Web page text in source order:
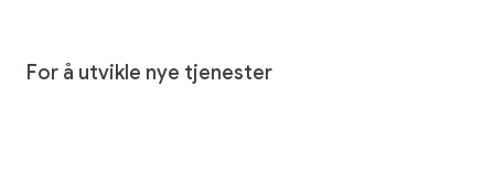
For å utvikle nye tjenester